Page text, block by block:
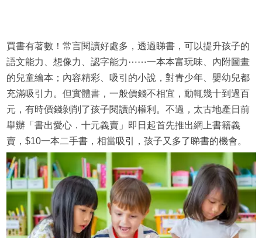
買書有著數！常言閱讀好處多，透過睇書，可以提升孩子的
語文能力、想像力、認字能力⋯⋯一本本富玩味、內附圖畫
的兒童繪本；內容精彩、吸引的小說，對青少年、嬰幼兒都
充滿吸引力。但實體書，一般價錢不相宜，動輒幾十到過百
元，有時價錢剝削了孩子閱讀的權利。不過，太古地產日前
舉辦「書出愛心．十元義賣」即日起首先推出網上書籍義
賣，$10一本二手書，相當吸引，孩子又多了睇書的機會。